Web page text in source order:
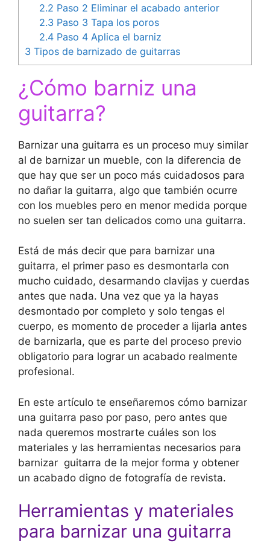
2.2 Paso 2 Eliminar el acabado anterior
2.3 Paso 3 Tapa los poros
2.4 Paso 4 Aplica el barniz
3 Tipos de barnizado de guitarras
¿Cómo barniz una
guitarra?
Barnizar una guitarra es un proceso muy similar
al de barnizar un mueble, con la diferencia de
que hay que ser un poco más cuidadosos para
no dañar la guitarra, algo que también ocurre
con los muebles pero en menor medida porque
no suelen ser tan delicados como una guitarra.
Está de más decir que para barnizar una
guitarra, el primer paso es desmontarla con
mucho cuidado, desarmando clavijas y cuerdas
antes que nada. Una vez que ya la hayas
desmontado por completo y solo tengas el
cuerpo, es momento de proceder a lijarla antes
de barnizarla, que es parte del proceso previo
obligatorio para lograr un acabado realmente
profesional.
En este artículo te enseñaremos cómo barnizar
una guitarra paso por paso, pero antes que
nada queremos mostrarte cuáles son los
materiales y las herramientas necesarios para
barnizar guitarra de la mejor forma y obtener
un acabado digno de fotografía de revista.
Herramientas y materiales
para barnizar una guitarra